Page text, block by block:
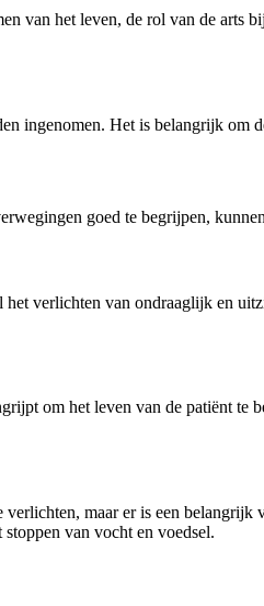
van het leven, de rol van de arts
ingenomen. Het is belangrijk om
goed te begrijpen,
verlichten van ondraaglijk en
om het leven van de patiënt te
maar er is een
van vocht en voedsel.